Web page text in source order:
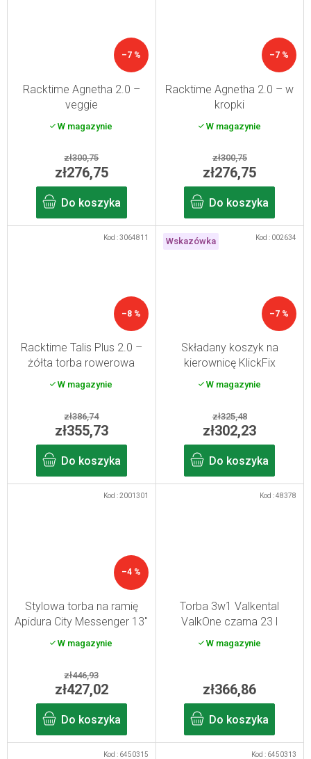
–7 %
Racktime Agnetha 2.0 –
veggie
W magazynie
zł300,75
zł276,75
Do koszyka
–7 %
Racktime Agnetha 2.0 – w
kropki
W magazynie
zł300,75
zł276,75
Do koszyka
–8 %
Racktime Talis Plus 2.0 –
żółta torba rowerowa
W magazynie
zł386,74
zł355,73
Do koszyka
Kod :3064811 Wskazówka
–7 %
Składany koszyk na
kierownicę KlickFix
Bikebasket Folklore black
W magazynie
zł325,48
zł302,23
Do koszyka
Kod : 002634
–4 %
Stylowa torba na ramię
Apidura City Messenger 13"
W magazynie
zł446,93
zł427,02
Do koszyka
Kod :2001301
Torba 3w1 Valkental
ValkOne czarna 23 l
W magazynie
zł366,86
Do koszyka
Kod :48378
Kod : 6450315 Kod : 6450313